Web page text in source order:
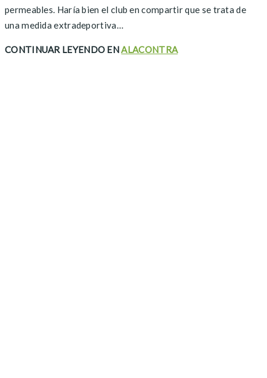
permeables. Haría bien el club en compartir que se trata de
una medida extradeportiva…
CONTINUAR LEYENDO ENALACONTRA